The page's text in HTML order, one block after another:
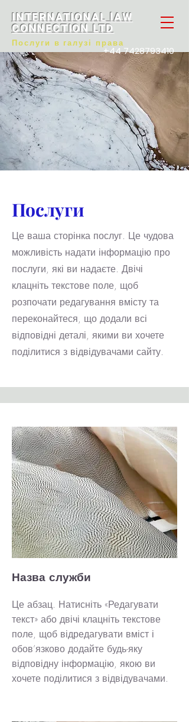
INTERNATIONAL lAW
CONNECTION LTD
Послуги в галузі права
+44 7428793410
Послуги
Це ваша сторінка послуг. Це чудова
можливість надати інформацію про
послуги, які ви надаєте. Двічі
клацніть текстове поле, щоб
розпочати редагування вмісту та
переконайтеся, що додали всі
відповідні деталі, якими ви хочете
поділитися з відвідувачами сайту.
Назва служби
Це абзац. Натисніть «Редагувати
текст» або двічі клацніть текстове
поле, щоб відредагувати вміст і
обов’язково додайте будь-яку
відповідну інформацію, якою ви
хочете поділитися з відвідувачами.